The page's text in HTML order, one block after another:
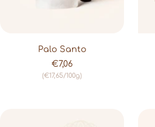
Palo Santo
Angebot
€7,06
(€17,65/100g)